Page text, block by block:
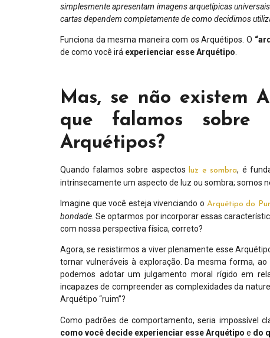
simplesmente apresentam imagens arquetípicas
cartas dependem completamente de como decidimos
Funciona da mesma maneira com os Arquétipos. O
de como você irá experienciar esse Arquétipo
Mas, se não existem
que falamos
Arquétipos?
Quando falamos sobre aspectos luz e sombra, é
intrinsecamente um aspecto de luz ou sombra; somos
Imagine que você esteja vivenciando o Arquétipo do
bondade . Se optarmos por incorporar essas
com nossa perspectiva física, correto?
Agora, se resistirmos a viver plenamente esse
tornar vulneráveis à exploração. Da mesma forma,
podemos adotar um julgamento moral rígido em
incapazes de compreender as complexidades da
Arquétipo “ruim”?
Como padrões de comportamento, seria impossível
como você decide experienciar esse Arquétipo e do